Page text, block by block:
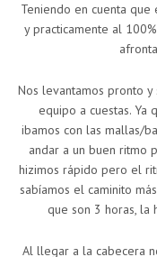
Teniendo en cuenta que
y practicamente al
Nos levantamos pronto
equipo a cuestas. Ya
ibamos con las mallas/
andar a un buen ritmo
hizimos rápido pero el
sabíamos el caminito
que son 3 horas, la
Al llegar a la cabecera